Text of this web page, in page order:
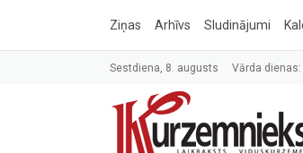
Ziņas Arhīvs Sludinājumi
Sestdiena, 8. augusts Vārda